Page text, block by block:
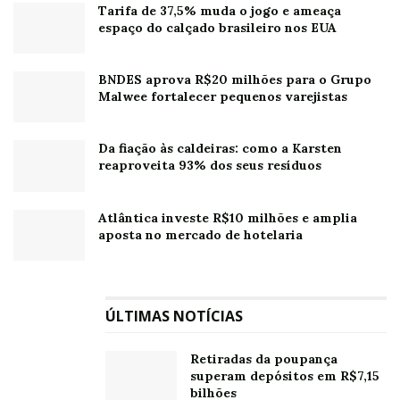
comercialização de energia elétrica no país, garantindo
a segurança e o equilíbrio financeiro deste mercado. A
pelas empresas que compram e vendem energia no
comercialização de energia – no ambiente regulado, no
comerciais sólidas e justas para todos os segmentos do
Tarifa de 37,5% muda o jogo e ameaça
espaço do calçado brasileiro nos EUA
BNDES aprova R$20 milhões para o Grupo
Malwee fortalecer pequenos varejistas
Da fiação às caldeiras: como a Karsten
reaproveita 93% dos seus resíduos
Atlântica investe R$10 milhões e amplia
aposta no mercado de hotelaria
ÚLTIMAS NOTÍCIAS
Retiradas da poupança
superam depósitos em R$7,15
bilhões